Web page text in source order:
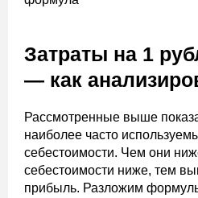
Затраты на 1
— как
Рассмотренные выше
наиболее часто
себестоимости. Чем они
себестоимости ниже, тем
прибыль. Разложим